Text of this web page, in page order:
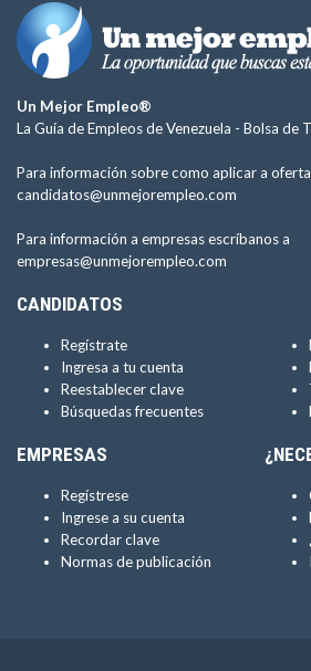
Un Mejor Empleo®
La Guía de Empleos de Venezuela - Bolsa de
Para información sobre como aplicar a
candidatos@unmejorempleo.com
Para información a empresas escríbanos a
empresas@unmejorempleo.com
CANDIDATOS
Regístrate
Ingresa a tu cuenta
Reestablecer clave
Búsquedas frecuentes
EMPRESAS
Regístrese
Ingrese a su cuenta
Recordar clave
Normas de publicación